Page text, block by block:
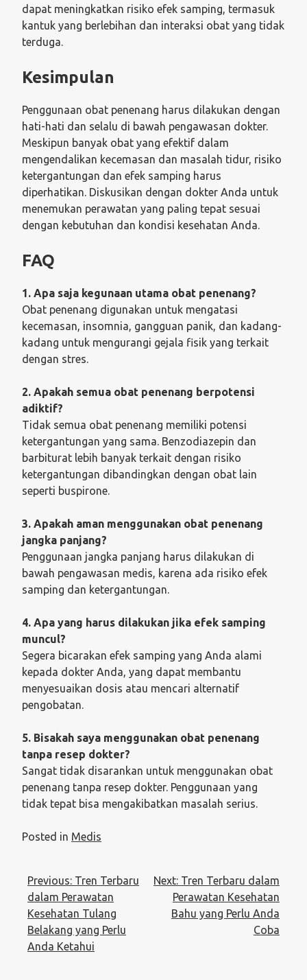
dapat meningkatkan risiko efek samping, termasuk
kantuk yang berlebihan dan interaksi obat yang tidak
terduga.
Kesimpulan
Penggunaan obat penenang harus dilakukan dengan
hati-hati dan selalu di bawah pengawasan dokter.
Meskipun banyak obat yang efektif dalam
mengendalikan kecemasan dan masalah tidur, risiko
ketergantungan dan efek samping harus
diperhatikan. Diskusikan dengan dokter Anda untuk
menemukan perawatan yang paling tepat sesuai
dengan kebutuhan dan kondisi kesehatan Anda.
FAQ
1. Apa saja kegunaan utama obat penenang?
Obat penenang digunakan untuk mengatasi
kecemasan, insomnia, gangguan panik, dan kadang-
kadang untuk mengurangi gejala fisik yang terkait
dengan stres.
2. Apakah semua obat penenang berpotensi
adiktif?
Tidak semua obat penenang memiliki potensi
ketergantungan yang sama. Benzodiazepin dan
barbiturat lebih banyak terkait dengan risiko
ketergantungan dibandingkan dengan obat lain
seperti buspirone.
3. Apakah aman menggunakan obat penenang
jangka panjang?
Penggunaan jangka panjang harus dilakukan di
bawah pengawasan medis, karena ada risiko efek
samping dan ketergantungan.
4. Apa yang harus dilakukan jika efek samping
muncul?
Segera bicarakan efek samping yang Anda alami
kepada dokter Anda, yang dapat membantu
menyesuaikan dosis atau mencari alternatif
pengobatan.
5. Bisakah saya menggunakan obat penenang
tanpa resep dokter?
Sangat tidak disarankan untuk menggunakan obat
penenang tanpa resep dokter. Penggunaan yang
tidak tepat bisa mengakibatkan masalah serius.
Posted in Medis
Post
navigation
Previous: Tren Terbaru
dalam Perawatan
Kesehatan Tulang
Belakang yang Perlu
Anda Ketahui
Next: Tren Terbaru dalam
Perawatan Kesehatan
Bahu yang Perlu Anda
Coba